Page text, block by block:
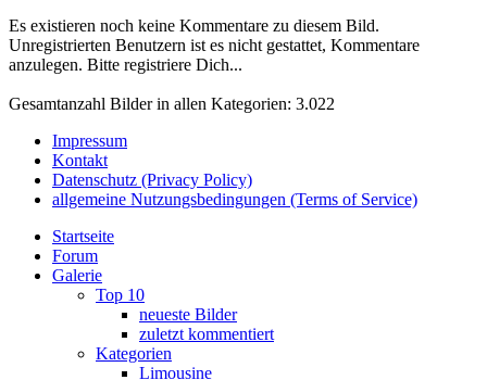
Es existieren noch keine Kommentare zu diesem Bild.
Unregistrierten Benutzern ist es nicht gestattet, Kommentare
anzulegen. Bitte registriere Dich...
Gesamtanzahl Bilder in allen Kategorien: 3.022
Impressum
Kontakt
Datenschutz (Privacy Policy)
allgemeine Nutzungsbedingungen (Terms of Service)
Startseite
Forum
Galerie
Top 10
neueste Bilder
zuletzt kommentiert
Kategorien
Limousine